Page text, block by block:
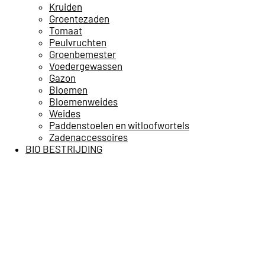
Kruiden
Groentezaden
Tomaat
Peulvruchten
Groenbemester
Voedergewassen
Gazon
Bloemen
Bloemenweides
Weides
Paddenstoelen en witloofwortels
Zadenaccessoires
BIO BESTRIJDING